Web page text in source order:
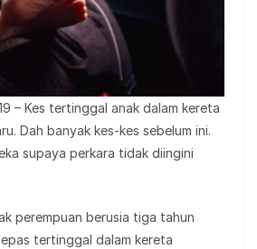
– Kes tertinggal anak dalam kereta
Dah banyak kes-kes sebelum ini.
supaya perkara tidak diingini
perempuan berusia tiga tahun
tertinggal dalam kereta